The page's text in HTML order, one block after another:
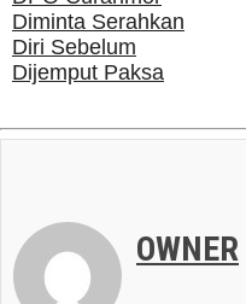
Diminta Serahkan
Diri Sebelum
Dijemput Paksa
OWNER